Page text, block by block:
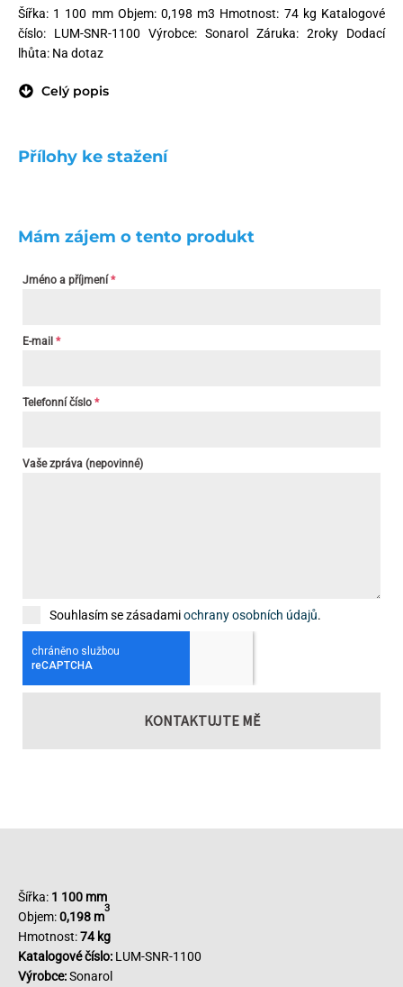
Šířka: 1 100 mm Objem: 0,198 m3 Hmotnost: 74 kg Katalogové
číslo: LUM-SNR-1100 Výrobce: Sonarol Záruka: 2roky Dodací
lhůta: Na dotaz
Celý popis
Přílohy ke stažení
Mám zájem o tento produkt
Jméno a příjmení*
E-mail *
Telefonní číslo *
Vaše zpráva (nepovinné)
Souhlasím se zásadamiochrany osobních údajů.
KONTAKTUJTE MĚ
Šířka: 1 100 mm
Objem:0,198 m
3
Hmotnost:74 kg
Katalogové číslo: LUM-SNR-1100
Výrobce:Sonarol